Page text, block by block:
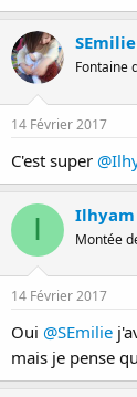
SEmilie
Fontaine
14 Février 2017
C'est super
I Ilhyam
Montée
14 Février 2017
Oui @SEmilie
mais je pense